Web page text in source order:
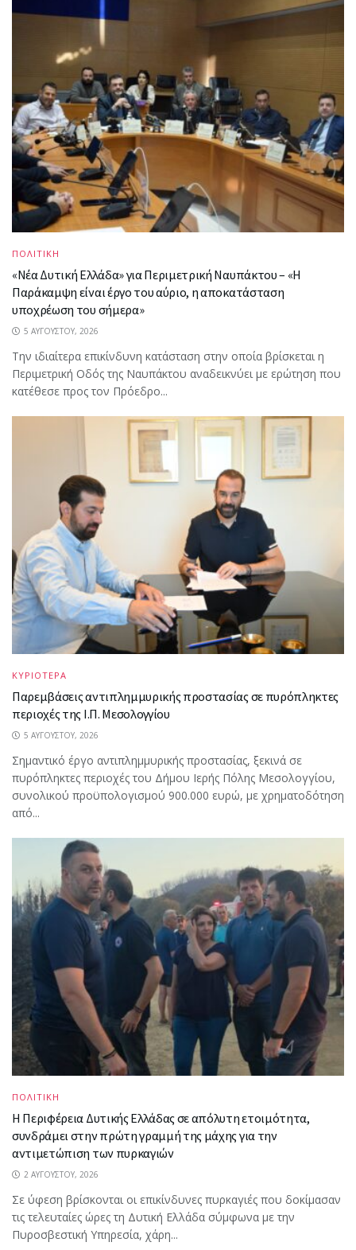
ΠΟΛΙΤΙΚΗ
«Νέα Δυτική Ελλάδα» για Περιμετρική Ναυπάκτου – «Η
Παράκαμψη είναι έργο του αύριο, η αποκατάσταση
υποχρέωση του σήμερα»
5 ΑΥΓΟΎΣΤΟΥ, 2026
Την ιδιαίτερα επικίνδυνη κατάσταση στην οποία βρίσκεται η
Περιμετρική Οδός της Ναυπάκτου αναδεικνύει με ερώτηση που
κατέθεσε προς τον Πρόεδρο...
ΚΥΡΙΟΤΕΡΑ
Παρεμβάσεις αντιπλημμυρικής προστασίας σε πυρόπληκτες
περιοχές της Ι.Π. Μεσολογγίου
5 ΑΥΓΟΎΣΤΟΥ, 2026
Σημαντικό έργο αντιπλημμυρικής προστασίας, ξεκινά σε
πυρόπληκτες περιοχές του Δήμου Ιερής Πόλης Μεσολογγίου,
συνολικού προϋπολογισμού 900.000 ευρώ, με χρηματοδότηση
από...
ΠΟΛΙΤΙΚΗ
Η Περιφέρεια Δυτικής Ελλάδας σε απόλυτη ετοιμότητα,
συνδράμει στην πρώτη γραμμή της μάχης για την
αντιμετώπιση των πυρκαγιών
2 ΑΥΓΟΎΣΤΟΥ, 2026
Σε ύφεση βρίσκονται οι επικίνδυνες πυρκαγιές που δοκίμασαν
τις τελευταίες ώρες τη Δυτική Ελλάδα σύμφωνα με την
Πυροσβεστική Υπηρεσία, χάρη...